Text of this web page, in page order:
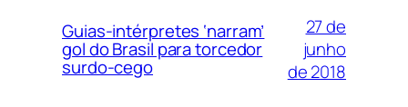
Guias-intérpretes ‘narram’
gol do Brasil para torcedor
surdo-cego
27 de
junho
de 2018